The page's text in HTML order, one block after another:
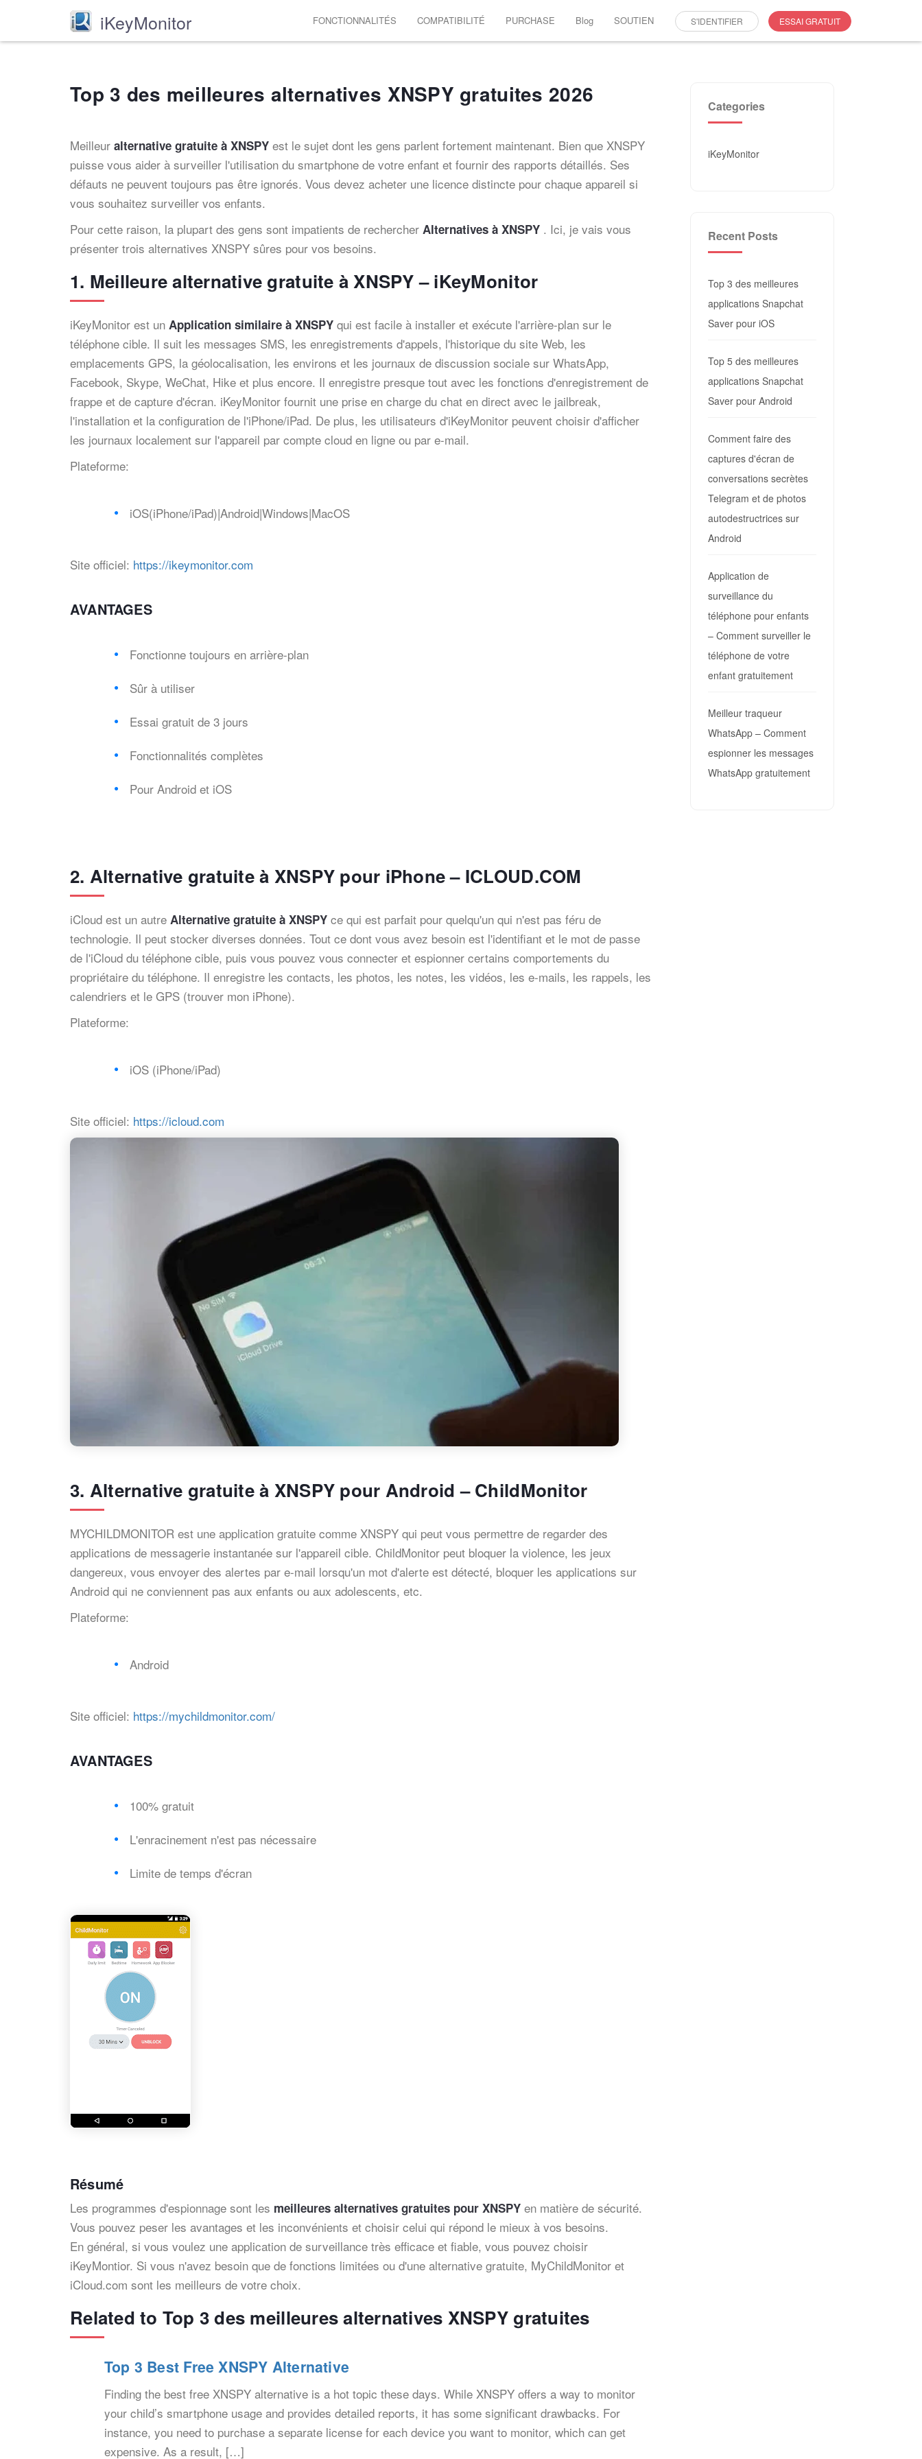
iKeyMonitor FONCTIONNALITÉS COMPATIBILITÉ PURCHASE Blog SOUTIEN S'IDENTIFIER ESSAI GRATUIT
Top 3 des meilleures alternatives XNSPY gratuites 2026
Meilleur alternative gratuite à XNSPY est le sujet dont les gens parlent fortement maintenant. Bien que XNSPY
puisse vous aider à surveiller l'utilisation du smartphone de votre enfant et fournir des rapports détaillés. Ses
défauts ne peuvent toujours pas être ignorés. Vous devez acheter une licence distincte pour chaque appareil si
vous souhaitez surveiller vos enfants.
Pour cette raison, la plupart des gens sont impatients de rechercher Alternatives à XNSPY . Ici, je vais vous
présenter trois alternatives XNSPY sûres pour vos besoins.
1. Meilleure alternative gratuite à XNSPY – iKeyMonitor
iKeyMonitor est un Application similaire à XNSPY qui est facile à installer et exécute l'arrière-plan sur le
téléphone cible. Il suit les messages SMS, les enregistrements d'appels, l'historique du site Web, les
emplacements GPS, la géolocalisation, les environs et les journaux de discussion sociale sur WhatsApp,
Facebook, Skype, WeChat, Hike et plus encore. Il enregistre presque tout avec les fonctions d'enregistrement de
frappe et de capture d'écran. iKeyMonitor fournit une prise en charge du chat en direct avec le jailbreak,
l'installation et la configuration de l'iPhone/iPad. De plus, les utilisateurs d'iKeyMonitor peuvent choisir d'afficher
les journaux localement sur l'appareil par compte cloud en ligne ou par e-mail.
Plateforme:
iOS(iPhone/iPad)|Android|Windows|MacOS
Site officiel: https://ikeymonitor.com
AVANTAGES
Fonctionne toujours en arrière-plan
Sûr à utiliser
Essai gratuit de 3 jours
Fonctionnalités complètes
Pour Android et iOS
2. Alternative gratuite à XNSPY pour iPhone – ICLOUD.COM
iCloud est un autre Alternative gratuite à XNSPY ce qui est parfait pour quelqu'un qui n'est pas féru de
technologie. Il peut stocker diverses données. Tout ce dont vous avez besoin est l'identifiant et le mot de passe
de l'iCloud du téléphone cible, puis vous pouvez vous connecter et espionner certains comportements du
propriétaire du téléphone. Il enregistre les contacts, les photos, les notes, les vidéos, les e-mails, les rappels, les
calendriers et le GPS (trouver mon iPhone).
Plateforme:
iOS (iPhone/iPad)
Site officiel: https://icloud.com
3. Alternative gratuite à XNSPY pour Android – ChildMonitor
MYCHILDMONITOR est une application gratuite comme XNSPY qui peut vous permettre de regarder des
applications de messagerie instantanée sur l'appareil cible. ChildMonitor peut bloquer la violence, les jeux
dangereux, vous envoyer des alertes par e-mail lorsqu'un mot d'alerte est détecté, bloquer les applications sur
Android qui ne conviennent pas aux enfants ou aux adolescents, etc.
Plateforme:
Android
Site officiel: https://mychildmonitor.com/
AVANTAGES
100% gratuit
L'enracinement n'est pas nécessaire
Limite de temps d'écran
Résumé
Les programmes d'espionnage sont les meilleures alternatives gratuites pour XNSPY en matière de sécurité.
Vous pouvez peser les avantages et les inconvénients et choisir celui qui répond le mieux à vos besoins.
En général, si vous voulez une application de surveillance très efficace et fiable, vous pouvez choisir
iKeyMontior. Si vous n'avez besoin que de fonctions limitées ou d'une alternative gratuite, MyChildMonitor et
iCloud.com sont les meilleurs de votre choix.
Related to Top 3 des meilleures alternatives XNSPY gratuites
Top 3 Best Free XNSPY Alternative
Finding the best free XNSPY alternative is a hot topic these days. While XNSPY offers a way to monitor
your child’s smartphone usage and provides detailed reports, it has some significant drawbacks. For
instance, you need to purchase a separate license for each device you want to monitor, which can get
expensive. As a result, […]
Categories
iKeyMonitor
Recent Posts
Top 3 des meilleures
applications Snapchat
Saver pour iOS
Top 5 des meilleures
applications Snapchat
Saver pour Android
Comment faire des
captures d'écran de
conversations secrètes
Telegram et de photos
autodestructrices sur
Android
Application de
surveillance du
téléphone pour enfants
– Comment surveiller le
téléphone de votre
enfant gratuitement
Meilleur traqueur
WhatsApp – Comment
espionner les messages
WhatsApp gratuitement